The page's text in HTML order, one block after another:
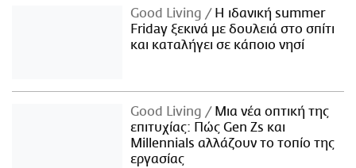
Good Living
Η ιδανική summer
Friday ξεκινά με δουλειά στο σπίτι
και καταλήγει σε κάποιο νησί
Good Living
Μια νέα οπτική της
επιτυχίας: Πώς Gen Zs και
Millennials αλλάζουν το τοπίο της
εργασίας